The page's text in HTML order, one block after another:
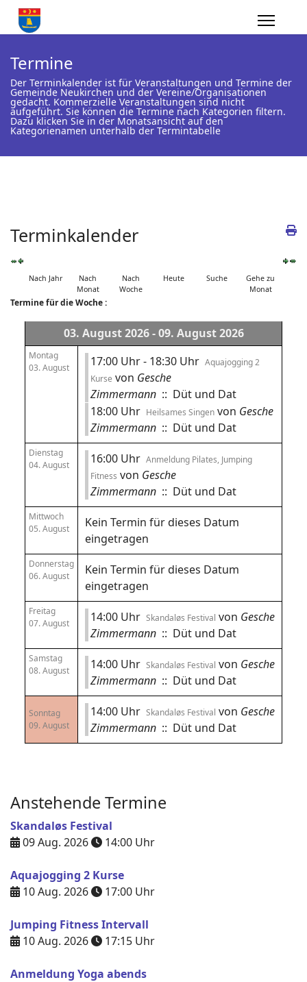
Termine
Der Terminkalender ist für Veranstaltungen und Termine der
Gemeinde Neukirchen und der Vereine/Organisationen
gedacht. Kommerzielle Veranstaltungen sind nicht
aufgeführt. Sie können die Termine nach Kategorien filtern.
Dazu klicken Sie in der Monatsansicht auf den
Kategorienamen unterhalb der Termintabelle
Terminkalender
Nach Jahr
Nach
Monat
Nach
Woche
Heute Suche
Gehe zu
Monat
Termine für die Woche :
03. August 2026 - 09. August 2026
Montag
03. August
17:00 Uhr - 18:30 Uhr Aquajogging 2
Kurse von Gesche
Zimmermann :: Düt und Dat
18:00 Uhr Heilsames Singen von Gesche
Zimmermann :: Düt und Dat
Dienstag
04. August
16:00 Uhr Anmeldung Pilates, Jumping
Fitness von Gesche
Zimmermann :: Düt und Dat
Mittwoch
05. August
Kein Termin für dieses Datum
eingetragen
Donnerstag
06. August
Kein Termin für dieses Datum
eingetragen
Freitag
07. August
14:00 Uhr Skandaløs Festival von Gesche
Zimmermann :: Düt und Dat
Samstag
08. August
14:00 Uhr Skandaløs Festival von Gesche
Zimmermann :: Düt und Dat
Sonntag
09. August
14:00 Uhr Skandaløs Festival von Gesche
Zimmermann :: Düt und Dat
Anstehende Termine
Skandaløs Festival
09 Aug. 2026
14:00 Uhr
Aquajogging 2 Kurse
10 Aug. 2026
17:00 Uhr
Jumping Fitness Intervall
10 Aug. 2026
17:15 Uhr
Anmeldung Yoga abends